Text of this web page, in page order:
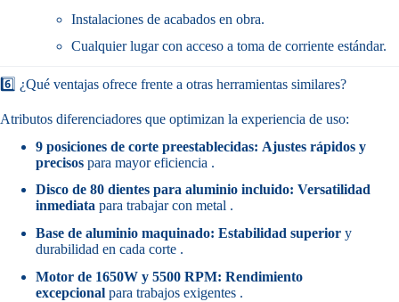
Instalaciones de acabados en obra.
Cualquier lugar con acceso a toma de corriente estándar.
6️⃣ ¿Qué ventajas ofrece frente a otras herramientas similares?
Atributos diferenciadores que optimizan la experiencia de uso:
9 posiciones de corte preestablecidas: Ajustes rápidos y
precisos para mayor eficiencia .
Disco de 80 dientes para aluminio incluido: Versatilidad
inmediata para trabajar con metal .
Base de aluminio maquinado: Estabilidad superior y
durabilidad en cada corte .
Motor de 1650W y 5500 RPM: Rendimiento
excepcional para trabajos exigentes .